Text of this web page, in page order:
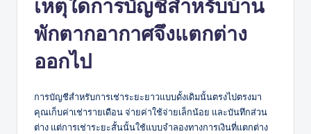
เหตุใดการบัญชีสำหรับบ้าน
พักตากอากาศจึงแตกต่าง
ออกไป
การบัญชีสำหรับการเช่าระยะยาวแบบดั้งเดิมนั้นตรงไปตรงมา
คุณเก็บค่าเช่ารายเดือน จ่ายค่าใช้จ่ายเล็กน้อย และบันทึกส่วน
ต่าง แต่การเช่าระยะสั้นนั้นใช้แบบจำลองทางการเงินที่แตกต่าง